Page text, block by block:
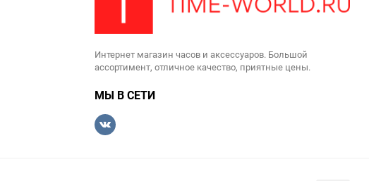
Интернет магазин часов и аксессуаров. Большой
ассортимент, отличное качество, приятные цены.
МЫ В СЕТИ